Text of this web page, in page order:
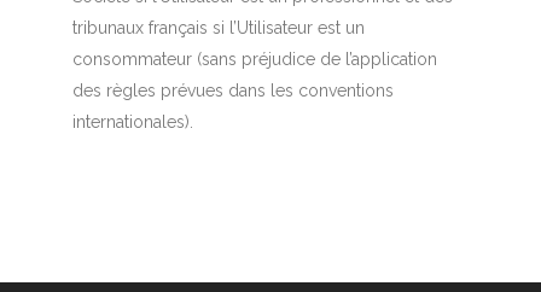
tribunaux français si l’Utilisateur est un
consommateur (sans préjudice de l’application
des règles prévues dans les conventions
internationales).